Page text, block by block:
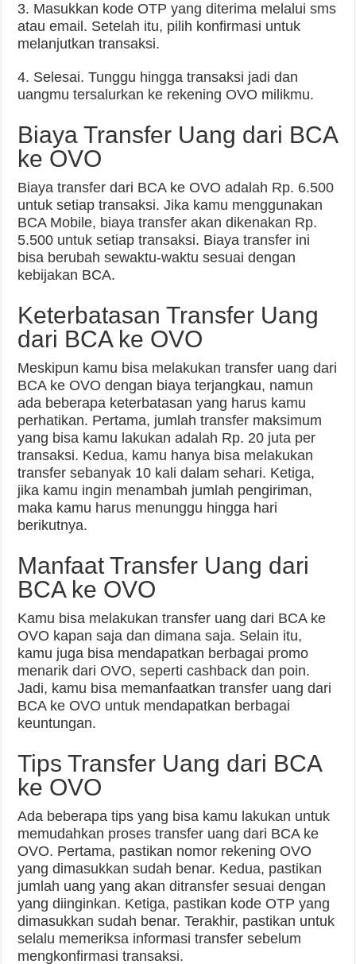
3. Masukkan kode OTP yang diterima melalui sms
atau email. Setelah itu, pilih konfirmasi untuk
melanjutkan transaksi.
4. Selesai. Tunggu hingga transaksi jadi dan
uangmu tersalurkan ke rekening OVO milikmu.
Biaya Transfer Uang dari BCA
ke OVO
Biaya transfer dari BCA ke OVO adalah Rp. 6.500
untuk setiap transaksi. Jika kamu menggunakan
BCA Mobile, biaya transfer akan dikenakan Rp.
5.500 untuk setiap transaksi. Biaya transfer ini
bisa berubah sewaktu-waktu sesuai dengan
kebijakan BCA.
Keterbatasan Transfer Uang
dari BCA ke OVO
Meskipun kamu bisa melakukan transfer uang dari
BCA ke OVO dengan biaya terjangkau, namun
ada beberapa keterbatasan yang harus kamu
perhatikan. Pertama, jumlah transfer maksimum
yang bisa kamu lakukan adalah Rp. 20 juta per
transaksi. Kedua, kamu hanya bisa melakukan
transfer sebanyak 10 kali dalam sehari. Ketiga,
jika kamu ingin menambah jumlah pengiriman,
maka kamu harus menunggu hingga hari
berikutnya.
Manfaat Transfer Uang dari
BCA ke OVO
Kamu bisa melakukan transfer uang dari BCA ke
OVO kapan saja dan dimana saja. Selain itu,
kamu juga bisa mendapatkan berbagai promo
menarik dari OVO, seperti cashback dan poin.
Jadi, kamu bisa memanfaatkan transfer uang dari
BCA ke OVO untuk mendapatkan berbagai
keuntungan.
Tips Transfer Uang dari BCA
ke OVO
Ada beberapa tips yang bisa kamu lakukan untuk
memudahkan proses transfer uang dari BCA ke
OVO. Pertama, pastikan nomor rekening OVO
yang dimasukkan sudah benar. Kedua, pastikan
jumlah uang yang akan ditransfer sesuai dengan
yang diinginkan. Ketiga, pastikan kode OTP yang
dimasukkan sudah benar. Terakhir, pastikan untuk
selalu memeriksa informasi transfer sebelum
mengkonfirmasi transaksi.